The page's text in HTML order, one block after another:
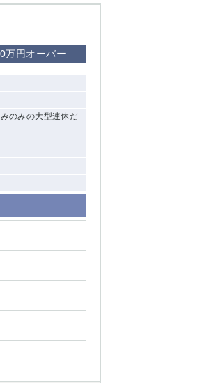
万円オーバー
のみの大型連休だ